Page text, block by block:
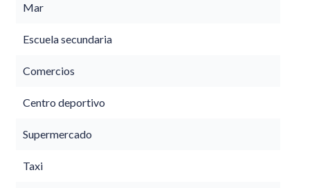
Mar
Escuela secundaria
Comercios
Centro deportivo
Supermercado
Taxi